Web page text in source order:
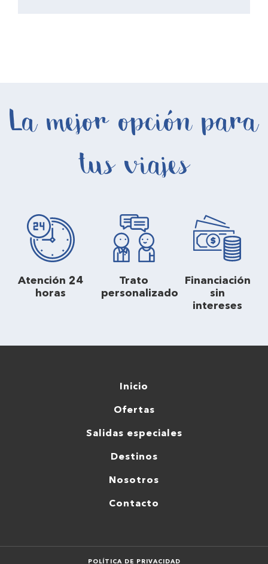
La mejor opción para
tus viajes
Atención 24
horas
Trato
personalizado
Financiación
sin
intereses
Inicio
Ofertas
Salidas especiales
Destinos
Nosotros
Contacto
POLÍTICA DE PRIVACIDAD